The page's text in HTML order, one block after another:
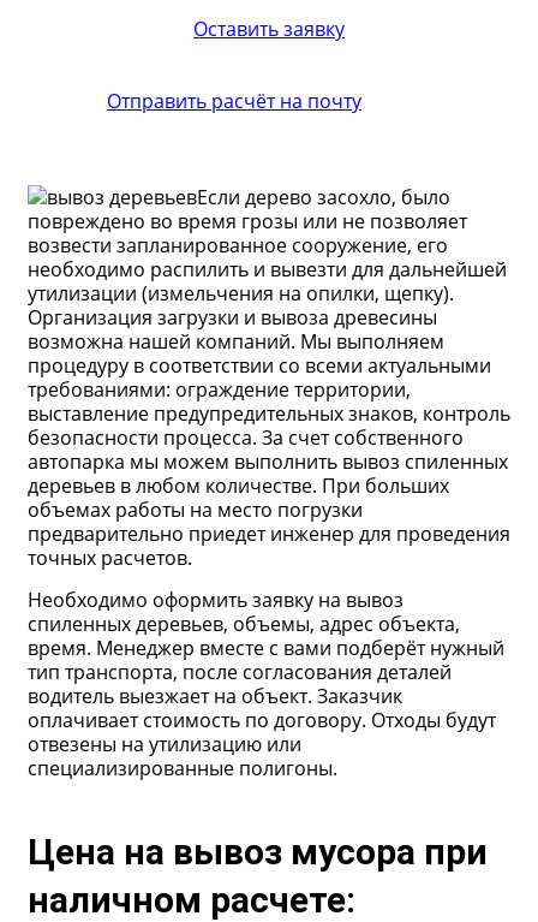
Оставить заявку
Отправить расчёт на почту
Если дерево засохло, было
повреждено во время грозы или не позволяет
возвести запланированное сооружение, его
необходимо распилить и вывезти для дальнейшей
утилизации (измельчения на опилки, щепку).
Организация загрузки и вывоза древесины
возможна нашей компаний. Мы выполняем
процедуру в соответствии со всеми актуальными
требованиями: ограждение территории,
выставление предупредительных знаков, контроль
безопасности процесса. За счет собственного
автопарка мы можем выполнить вывоз спиленных
деревьев в любом количестве. При больших
объемах работы на место погрузки
предварительно приедет инженер для проведения
точных расчетов.
Необходимо оформить заявку на вывоз
спиленных деревьев, объемы, адрес объекта,
время. Менеджер вместе с вами подберёт нужный
тип транспорта, после согласования деталей
водитель выезжает на объект. Заказчик
оплачивает стоимость по договору. Отходы будут
отвезены на утилизацию или
специализированные полигоны.
Цена на вывоз мусора при
наличном расчете: